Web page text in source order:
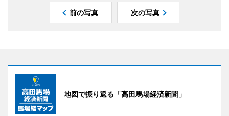
前の写真 次の写真
地図で振り返る「高田馬場経済新聞」